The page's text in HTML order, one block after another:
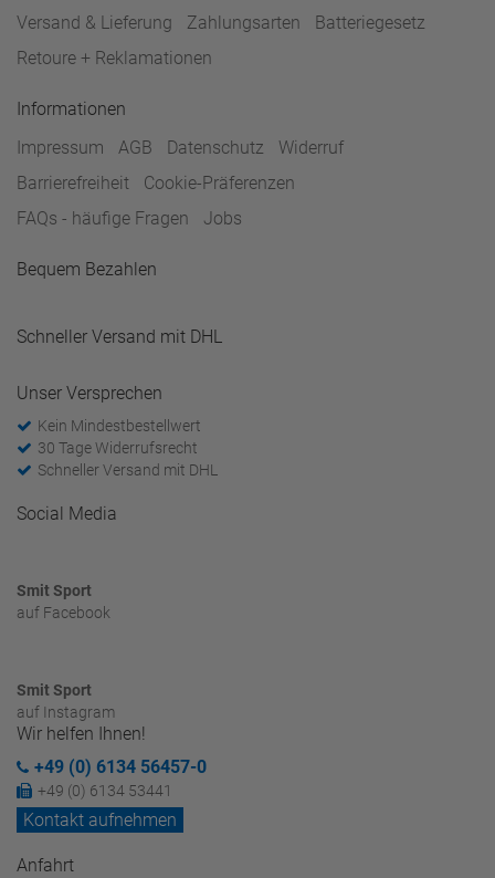
Versand & Lieferung
Zahlungsarten
Batteriegesetz
Retoure + Reklamationen
Informationen
Impressum
AGB Datenschutz
Widerruf
Barrierefreiheit
Cookie-Präferenzen
FAQs - häufige Fragen
Jobs
Bequem Bezahlen
Schneller Versand mit DHL
Unser Versprechen
Kein Mindestbestellwert
30 Tage Widerrufsrecht
Schneller Versand mit DHL
Social Media
Smit Sport
auf Facebook
Smit Sport
auf Instagram
Wir helfen Ihnen!
+49 (0) 6134 56457-0
+49 (0) 6134 53441
Kontakt aufnehmen
Anfahrt